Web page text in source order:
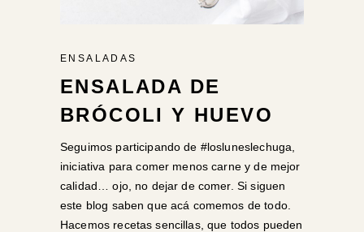
ENSALADAS
ENSALADA DE
BRÓCOLI Y HUEVO
Seguimos participando de #losluneslechuga,
iniciativa para comer menos carne y de mejor
calidad… ojo, no dejar de comer. Si siguen
este blog saben que acá comemos de todo.
Hacemos recetas sencillas, que todos pueden